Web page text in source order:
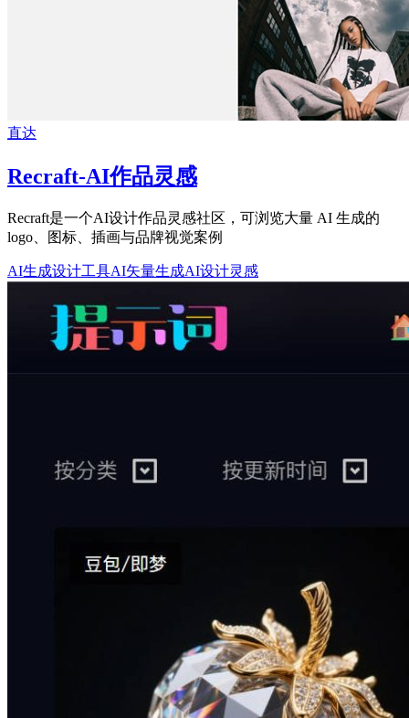
直达
Recraft-AI作品灵感
Recraft是一个AI设计作品灵感社区，可浏览大量 AI 生成的
logo、图标、插画与品牌视觉案例
AI生成设计工具AI矢量生成AI设计灵感